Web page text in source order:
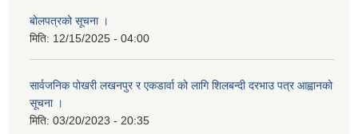
बोलपत्रको सूचना ।
मिति: 12/15/2025 - 04:00
सार्वजनिक पोखरी लखनपुर र एकडार्वा को लागि शिलबन्दी दरभाउ पत्र आह्वानको
सूचना ।
मिति: 03/20/2023 - 20:35